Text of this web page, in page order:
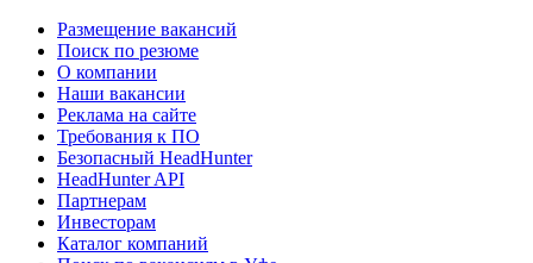
Размещение вакансий
Поиск по резюме
О компании
Наши вакансии
Реклама на сайте
Требования к ПО
Безопасный HeadHunter
HeadHunter API
Партнерам
Инвесторам
Каталог компаний